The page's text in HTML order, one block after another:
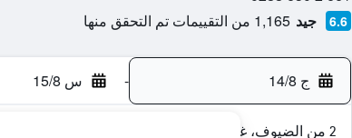
6.6 جيد 1,165 من التقييمات تم التحقق منها
ج 14/8 - س 15/8
2 من الضيوف، غرفة واحدة